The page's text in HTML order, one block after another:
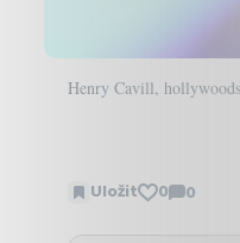
Henry Cavill,
Uložit 0 0
Zobrazit